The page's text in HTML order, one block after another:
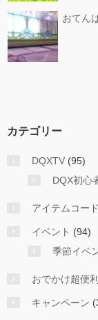
おてん
カテゴリー
DQXTV (95)
DQX初心
アイテムコー
イベント (94)
季節イベ
おでかけ超便
キャンペーン